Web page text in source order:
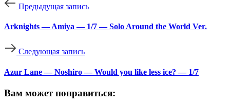
Предыдущая запись
Arknights — Amiya — 1/7 — Solo Around the World Ver.
Следующая запись
Azur Lane — Noshiro — Would you like less ice? — 1/7
Вам может понравиться: